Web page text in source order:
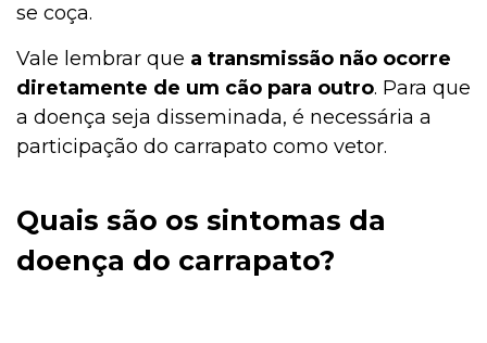
se coça.
Vale lembrar que a transmissão não ocorre
diretamente de um cão para outro. Para que
a doença seja disseminada, é necessária a
participação do carrapato como vetor.
Quais são os sintomas da
doença do carrapato?